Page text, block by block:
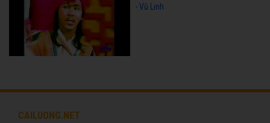
- Vũ Linh
CAILUONG.NET